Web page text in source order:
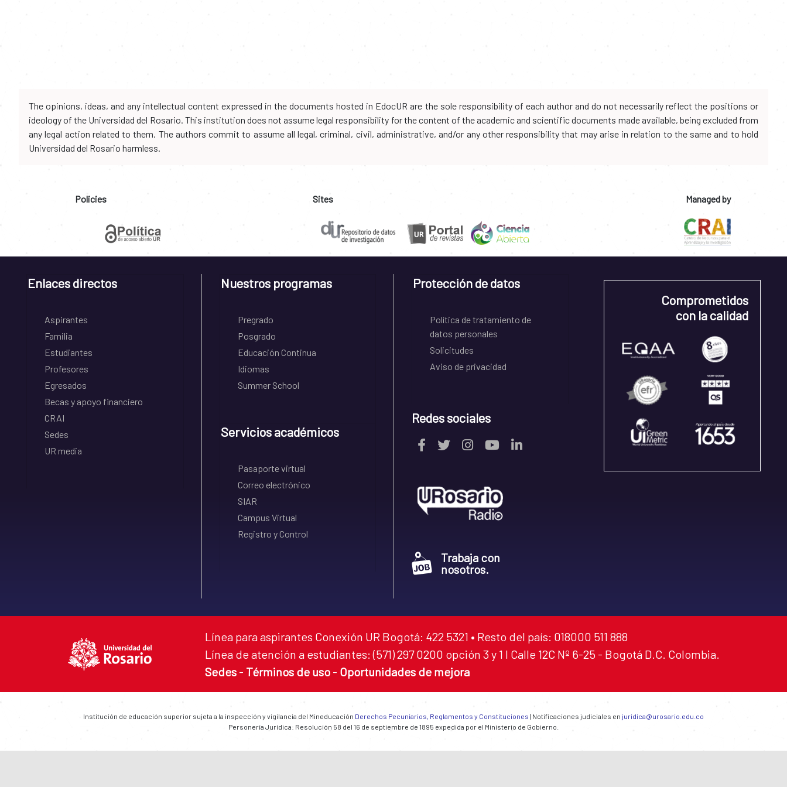
The opinions, ideas, and any intellectual content expressed in the documents hosted in EdocUR are the sole responsibility of each author and do not necessarily reflect the positions or
ideology of the Universidad del Rosario. This institution does not assume legal responsibility for the content of the academic and scientific documents made available, being excluded from
any legal action related to them. The authors commit to assume all legal, criminal, civil, administrative, and/or any other responsibility that may arise in relation to the same and to hold
Universidad del Rosario harmless.
Policies Sites Managed by
Enlaces directos
Aspirantes
Familia
Estudiantes
Profesores
Egresados
Becas y apoyo financiero
CRAI
Sedes
UR media
Nuestros programas
Pregrado
Posgrado
Educación Continua
Idiomas
Summer School
Servicios académicos
Pasaporte virtual
Correo electrónico
SIAR
Campus Virtual
Registro y Control
Protección de datos
Política de tratamiento de
datos personales
Solicitudes
Aviso de privacidad
Redes sociales
Trabaja con
nosotros.
Comprometidos
con la calidad
Línea para aspirantes Conexión UR Bogotá: 422 5321 • Resto del país: 018000 511 888
Línea de atención a estudiantes: (571) 297 0200 opción 3 y 1 I Calle 12C Nº 6-25 - Bogotá D.C. Colombia.
Sedes - Términos de uso - Oportunidades de mejora
Institución de educación superior sujeta a la inspección y vigilancia del Mineducación Derechos Pecuniarios, Reglamentos y Constituciones | Notificaciones judiciales en juridica@urosario.edu.co
Personería Jurídica: Resolución 58 del 16 de septiembre de 1895 expedida por el Ministerio de Gobierno.